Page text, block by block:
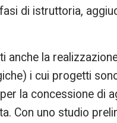
di istruttoria,
anche la
i cui progetti
la concessione di
Con uno studio